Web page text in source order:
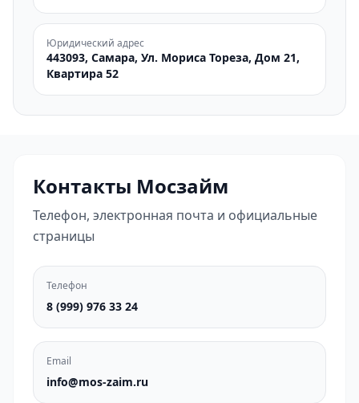
Юридический адрес
443093, Самара, Ул. Мориса Тореза, Дом 21,
Квартира 52
Контакты Мосзайм
Телефон, электронная почта и официальные
страницы
Телефон
8 (999) 976 33 24
Email
info@mos-zaim.ru